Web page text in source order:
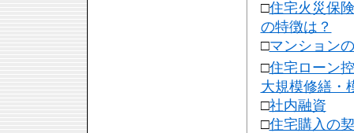
□住宅火災保
の特徴は？
□マンション
□住宅ローン
大規模修繕・
□社内融資
□住宅購入の